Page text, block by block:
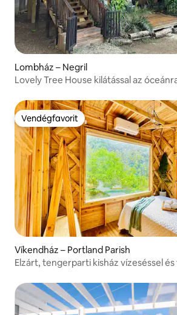
Lombház – Negril
Lovely Tree House kilátással az
Vendégfavorit
Vendégfavorit
Víkendház – Portland Parish
Elzárt, tengerparti kisház vízeséssel és